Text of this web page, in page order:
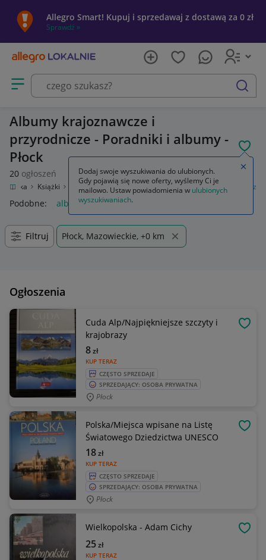
Allegro Smart! Kupuj i sprzedawaj z dostawą za 0 zł
Sprawdź »
Otwórz menu z kategoriami
szukaj
Albumy krajoznawcze i
przyrodnicze - Poradniki i albumy -
Płock
20 ogłoszeń
Książki Poradniki i albumy Albumy krajoznawcze i przyrodnicze
Podobne: albumy krajoznawcze i przyrodnicze
Filtruj Płock, Mazowieckie, +0 km
Ogłoszenia
Cuda Alp/Najpiękniejsze szczyty i
krajobrazy
KUP TERAZ
8zł
CZĘSTO SPRZEDAJE
SPRZEDAJĄCY: OSOBA PRYWATNA
Płock
Polska/Miejsca wpisane na Listę
Światowego Dziedzictwa UNESCO
KUP TERAZ
18zł
CZĘSTO SPRZEDAJE
SPRZEDAJĄCY: OSOBA PRYWATNA
Płock
Wielkopolska - Adam Cichy
KUP TERAZ
25zł
Dodaj swoje wyszukiwania do ulubionych.
Gdy pojawią się nowe oferty, wyślemy Ci je
mailowo. Ustaw powiadomienia w ulubionych
wyszukiwaniach.